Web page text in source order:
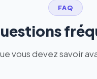
FAQ
vous devez savoir